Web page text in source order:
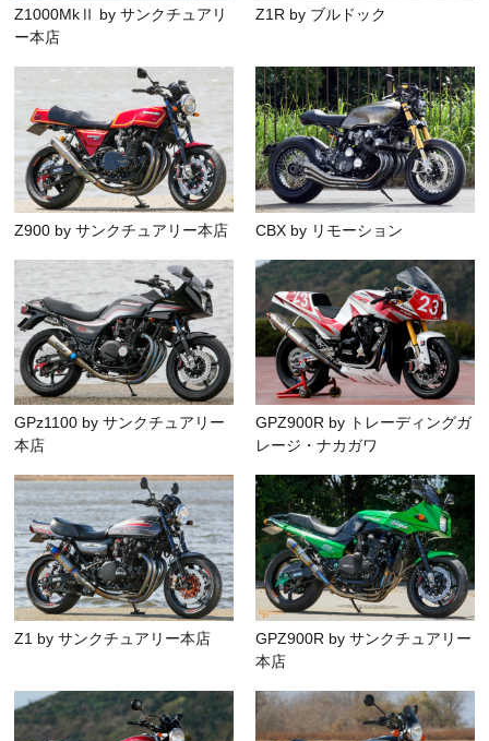
Z1000MkⅡ by サンクチュアリ
ー本店
Z1R by ブルドック
Z900 by サンクチュアリー本店 CBX by リモーション
GPz1100 by サンクチュアリー
本店
GPZ900R by トレーディングガ
レージ・ナカガワ
Z1 by サンクチュアリー本店
GPZ900R by サンクチュアリー
本店